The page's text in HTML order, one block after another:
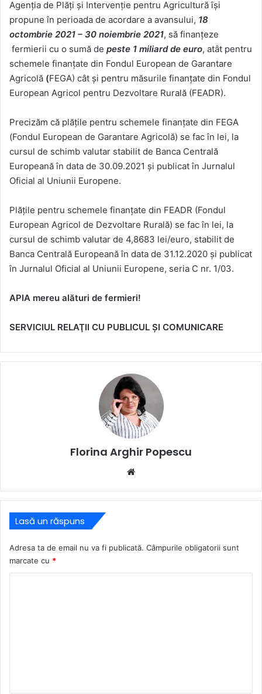
Agenţia de Plăţi şi Intervenţie pentru Agricultură îşi
propune în perioada de acordare a avansului, 18
octombrie 2021 – 30 noiembrie 2021, să finanţeze
fermierii cu o sumă de peste 1 miliard de euro, atât pentru
schemele finanţate din Fondul European de Garantare
Agricolă (FEGA) cât şi pentru măsurile finanţate din Fondul
European Agricol pentru Dezvoltare Rurală (FEADR).
Precizăm că plăţile pentru schemele finanțate din FEGA
(Fondul European de Garantare Agricolă) se fac în lei, la
cursul de schimb valutar stabilit de Banca Centrală
Europeană în data de 30.09.2021 şi publicat în Jurnalul
Oficial al Uniunii Europene.
Plăţile pentru schemele finanțate din FEADR (Fondul
European Agricol de Dezvoltare Rurală) se fac în lei, la
cursul de schimb valutar de 4,8683 lei/euro, stabilit de
Banca Centrală Europeană în data de 31.12.2020 şi publicat
în Jurnalul Oficial al Uniunii Europene, seria C nr. 1/03.
APIA mereu alături de fermieri!
SERVICIUL RELAŢII CU PUBLICUL ŞI COMUNICARE
Florina Arghir Popescu
Lasă un răspuns
Adresa ta de email nu va fi publicată. Câmpurile obligatorii sunt
marcate cu *